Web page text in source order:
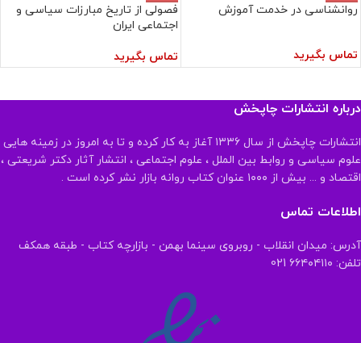
روانشناسی در خدمت آموزش
تماس بگیرید
فصولی از تاریخ مبارزات سیاسی و
اجتماعی ایران
تماس بگیرید
درباره انتشارات چاپخش
انتشارات چاپخش از سال ۱۳۳۶ آغاز به کار کرده و تا به امروز در زمینه هایی
علوم سیاسی و روابط بین الملل ، علوم اجتماعی ، انتشار آثار دکتر شریعتی ،
اقتصاد و ... بیش از ۱۰۰۰ عنوان کتاب روانه بازار نشر کرده است .
اطلاعات تماس
آدرس: میدان انقلاب - روبروی سینما بهمن - بازارچه کتاب - طبقه همکف
تلفن: ۶۶۴۰۴۱۱۰ 021